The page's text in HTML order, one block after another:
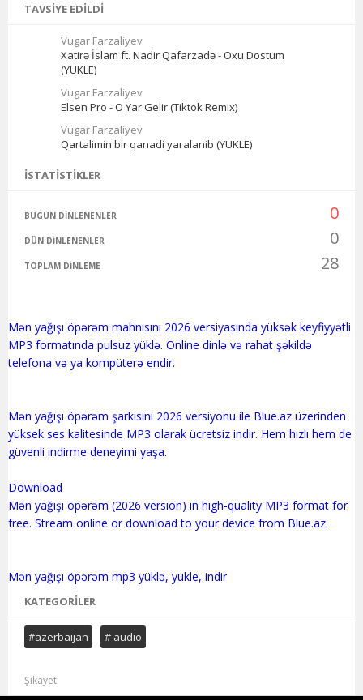
TAVSIYE EDILDI
Vugar Farzaliyev
Xatirə İslam ft. Nadir Qafarzadə - Oxu Dostum
(YUKLE)
Vugar Farzaliyev
Elsen Pro - O Yar Gelir (Tiktok Remix)
Vugar Farzaliyev
Qartalimin bir qanadi yaralanib (YUKLE)
İSTATISTIKLER
BUGÜN DINLENENLER 0
DÜN DINLENENLER 0
TOPLAM DINLEME 28
Mən yağışı öpərəm mahnısını 2026 versiyasında yüksək keyfiyyətli
MP3 formatında pulsuz yüklə. Online dinlə və rahat şəkildə
telefona və ya kompüterə endir.
Mən yağışı öpərəm şarkısını 2026 versiyonu ile Blue.az üzerinden
yüksek ses kalitesinde MP3 olarak ücretsiz indir. Hem hızlı hem de
güvenli indirme deneyimi yaşa.
Download
Mən yağışı öpərəm (2026 version) in high-quality MP3 format for
free. Stream online or download to your device from Blue.az.
KATEGORILER
#azerbaijan # audio
Şikayet